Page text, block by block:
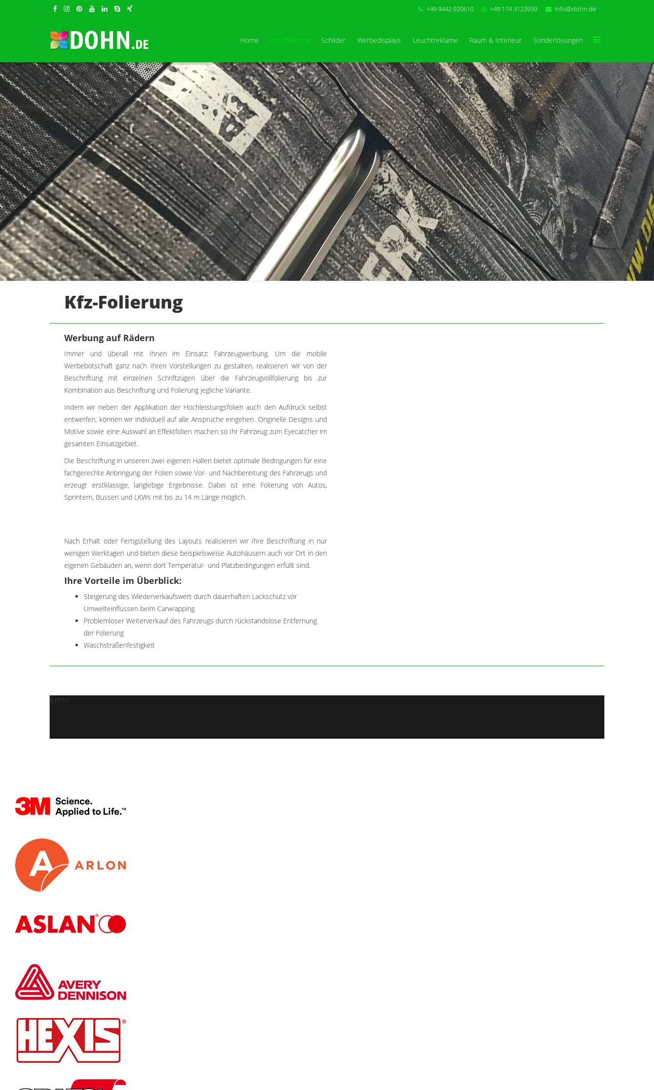
+49 9442 920610 +49 174 3123939 info@dohn.de
Home Kfz-Folierung Schilder Werbedisplays Leuchtreklame Raum & Interieur Sonderlösungen
Kfz-Folierung
Werbung auf Rädern
Immer und überall mit Ihnen im Einsatz: Fahrzeugwerbung. Um die mobile
Werbebotschaft ganz nach Ihren Vorstellungen zu gestalten, realisieren wir von der
Beschriftung mit einzelnen Schriftzügen über die Fahrzeugvollfolierung bis zur
Kombination aus Beschriftung und Folierung jegliche Variante.
Indem wir neben der Applikation der Hochleistungsfolien auch den Aufdruck selbst
entwerfen, können wir individuell auf alle Ansprüche eingehen. Originelle Designs und
Motive sowie eine Auswahl an Effektfolien machen so Ihr Fahrzeug zum Eyecatcher im
gesamten Einsatzgebiet.
Die Beschriftung in unseren zwei eigenen Hallen bietet optimale Bedingungen für eine
fachgerechte Anbringung der Folien sowie Vor- und Nachbereitung des Fahrzeugs und
erzeugt erstklassige, langlebige Ergebnisse. Dabei ist eine Folierung von Autos,
Sprintern, Bussen und LKWs mit bis zu 14 m Länge möglich.
Nach Erhalt oder Fertigstellung des Layouts realisieren wir Ihre Beschriftung in nur
wenigen Werktagen und bieten diese beispielsweise Autohäusern auch vor Ort in den
eigenen Gebäuden an, wenn dort Temperatur- und Platzbedingungen erfüllt sind.
Ihre Vorteile im Überblick:
Steigerung des Wiederverkaufswert durch dauerhaften Lackschutz vor
Umwelteinflüssen beim Carwrapping
Problemloser Weiterverkauf des Fahrzeugs durch rückstandslose Entfernung
der Folierung
Waschstraßenfestigkeit
Error